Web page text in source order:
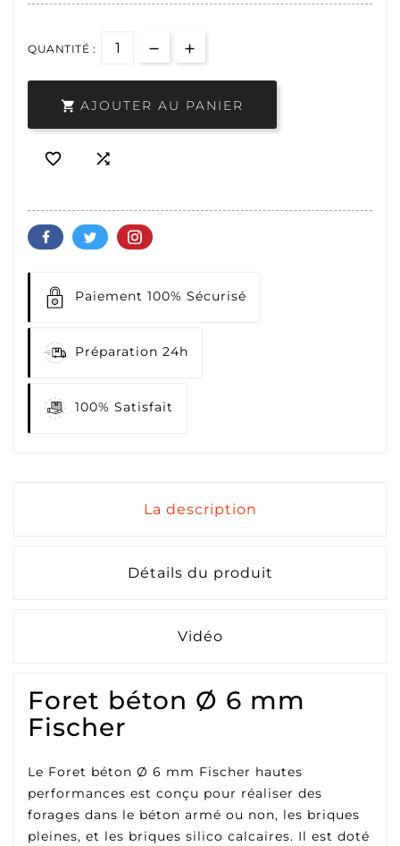
QUANTITÉ :
 AJOUTER AU PANIER
 
Paiement 100% Sécurisé
Préparation 24h
100% Satisfait
La description
Détails du produit
Vidéo
Foret béton Ø 6 mm
Fischer
Le Foret béton Ø 6 mm Fischer hautes
performances est conçu pour réaliser des
forages dans le béton armé ou non, les briques
pleines, et les briques silico calcaires. Il est doté